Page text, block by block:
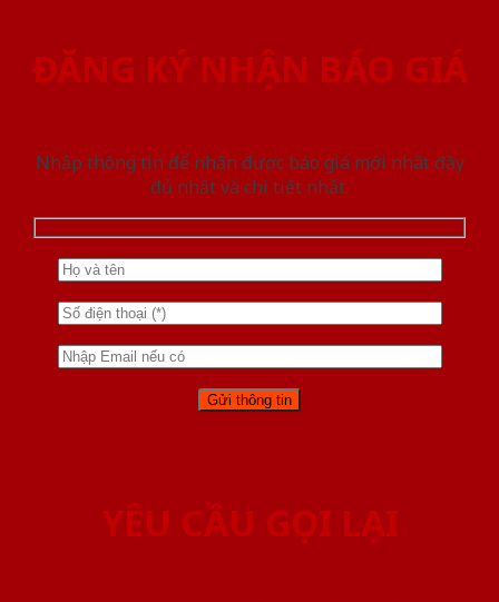
ĐĂNG KÝ NHẬN BÁO GIÁ
Nhập thông tin để nhận được báo giá mới nhât đầy
đủ nhất và chi tiết nhất.
YÊU CẦU GỌI LẠI